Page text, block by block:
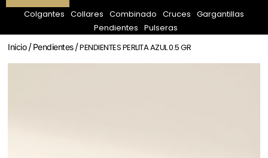
Colgantes Collares Combinado Cruces Gargantillas
Pendientes Pulseras
Inicio/Pendientes/ PENDIENTES PERLITA AZUL 0.5 GR